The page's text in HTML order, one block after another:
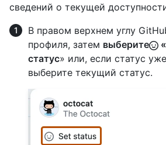
сведений о текущей
В правом верхнем углу
профиля, затем выберите
статус» или, если статус
выберите текущий статус.